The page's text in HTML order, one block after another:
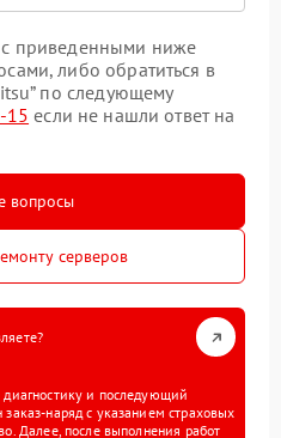
приведенными ниже
либо обратиться в
по следующему
15 если не нашли ответ на
вопросы
серверов
диагностику и последующий
наряд с указанием страховых
Далее, после выполнения работ